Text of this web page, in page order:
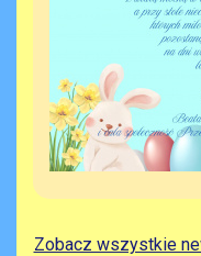
Zobacz wszystkie